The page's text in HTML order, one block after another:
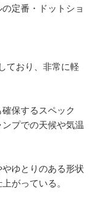
定番・ドットショ
ており、非常に軽
保するスペック
プでの天候や気温
ゆとりのある形状
がっている。